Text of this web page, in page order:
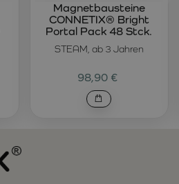
STEAM, ab 3 Jahren
Magnetbausteine
CONNETIX® Bright
Portal Pack 48 Stck.
98,90 €